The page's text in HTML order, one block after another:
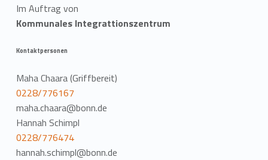
Im Auftrag von
Kommunales Integrattionszentrum
Kontaktpersonen
Maha Chaara (Griffbereit)
0228/776167
maha.chaara@bonn.de
Hannah Schimpl
0228/776474
hannah.schimpl@bonn.de